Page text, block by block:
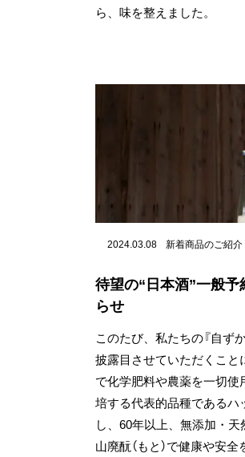
ら、味を整えました。
2024.03.08 新着商品のご紹介
待望の“日本酒”一般
らせ
このたび、私たちの『自ず
披露目させていただくこと
で化学肥料や農薬を一切
培する代表的品種であるハ
し、60年以上、無添加・
山廃酛（もと）で健康や安